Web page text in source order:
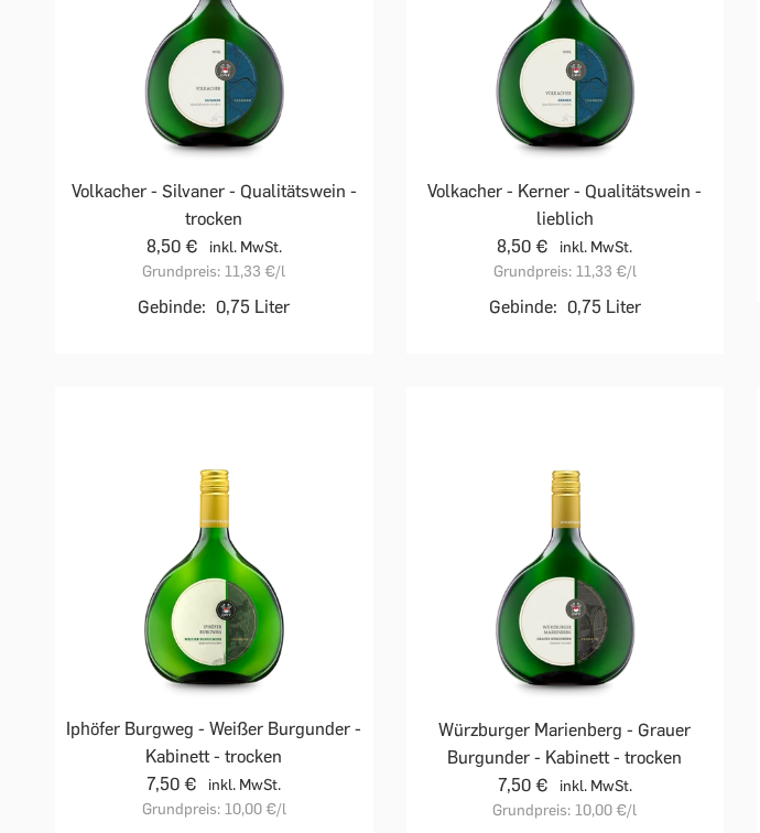
Volkacher - Silvaner - Qualitätswein -
trocken
8,50 €
inkl. MwSt.
Grundpreis: 11,33 €/l
Gebinde: 0,75 Liter
Volkacher - Kerner - Qualitätswein -
lieblich
8,50 €
inkl. MwSt.
Grundpreis: 11,33 €/l
Gebinde: 0,75 Liter
Iphöfer Burgweg - Weißer Burgunder -
Kabinett - trocken
7,50 €
inkl. MwSt.
Grundpreis: 10,00 €/l
Würzburger Marienberg - Grauer
Burgunder - Kabinett - trocken
7,50 €
inkl. MwSt.
Grundpreis: 10,00 €/l